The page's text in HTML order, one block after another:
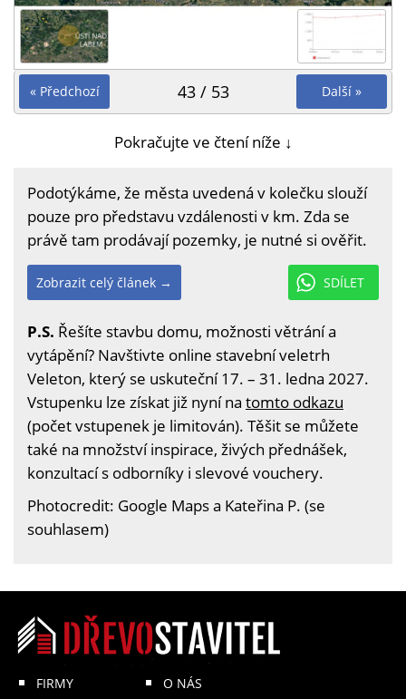
« Předchozí Další »
43 / 53
Pokračujte ve čtení níže ↓
Podotýkáme, že města uvedená v kolečku slouží
pouze pro představu vzdálenosti v km. Zda se
právě tam prodávají pozemky, je nutné si ověřit.
SDÍLET
Zobrazit celý článek →
P.S. Řešíte stavbu domu, možnosti větrání a
vytápění? Navštivte online stavební veletrh
Veleton, který se uskuteční 17. – 31. ledna 2027.
Vstupenku lze získat již nyní na tomto odkazu
(počet vstupenek je limitován). Těšit se můžete
také na množství inspirace, živých přednášek,
konzultací s odborníky i slevové vouchery.
Photocredit: Google Maps a Kateřina P. (se
souhlasem)
FIRMY
O NÁS